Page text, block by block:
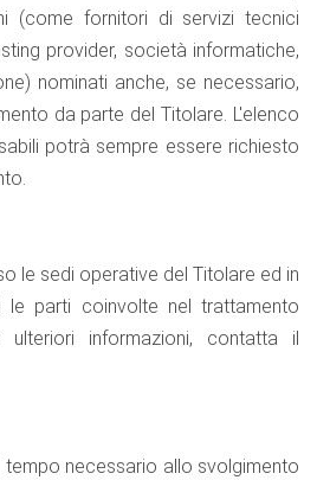
(come fornitori di servizi tecnici
provider, società informatiche,
nominati anche, se necessario,
da parte del Titolare. L'elenco
potrà sempre essere richiesto
le sedi operative del Titolare ed in
parti coinvolte nel trattamento
ulteriori informazioni, contatta il
necessario allo svolgimento